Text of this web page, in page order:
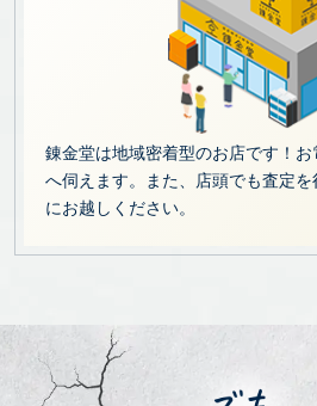
錬金堂は地域密着型のお店です！
へ伺えます。また、店頭でも査定
にお越しください。